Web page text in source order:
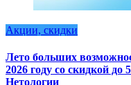
Акции, скидки
Лето больших
2026 году со скидкой
Нетологии